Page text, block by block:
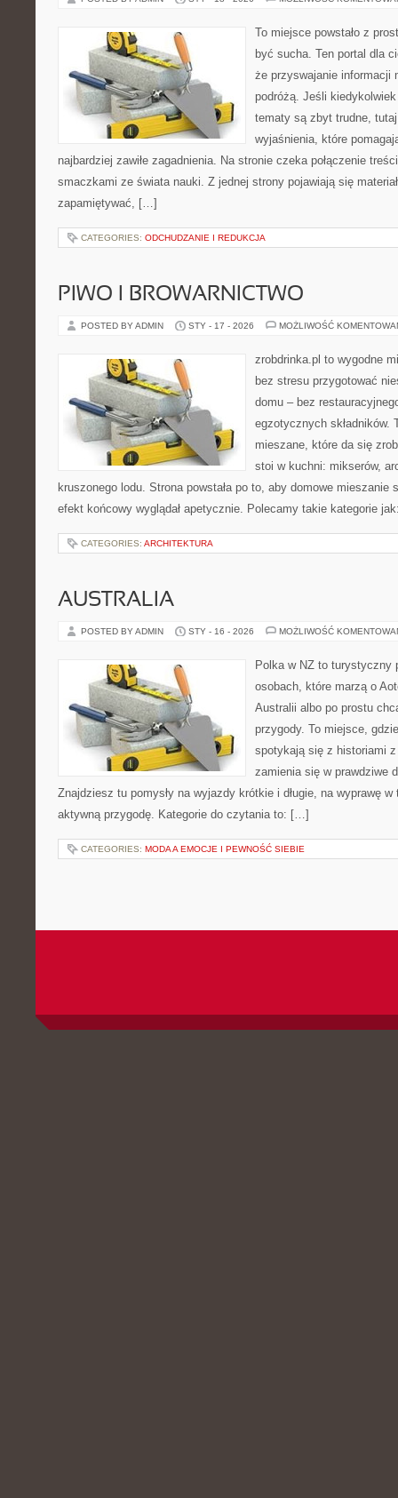
To miejsce powstało z
być sucha. Ten portal dla
że przyswajanie informacji
podróżą. Jeśli
tematy są zbyt trudne,
wyjaśnienia, które
najbardziej zawiłe zagadnienia. Na stronie czeka połączenie
smaczkami ze świata nauki. Z jednej strony pojawiają się
zapamiętywać, […]
CATEGORIES: ODCHUDZANIE I REDUKCJA
PIWO I BROWARNICTWO
POSTED BY ADMIN STY - 17 - 2026 MOŻLIWOŚĆ
zrobdrinka.pl to wygodne
bez stresu przygotować
domu – bez
egzotycznych składników.
mieszane, które da się
stoi w kuchni: mikserów,
kruszonego lodu. Strona powstała po to, aby domowe mieszanie
efekt końcowy wyglądał apetycznie. Polecamy takie kategorie
CATEGORIES: ARCHITEKTURA
AUSTRALIA
POSTED BY ADMIN STY - 16 - 2026 MOŻLIWOŚĆ
Polka w NZ to turystyczny
osobach, które marzą o
Australii albo po prostu
przygody. To miejsce,
spotykają się z historiami z
zamienia się w prawdziwe
Znajdziesz tu pomysły na wyjazdy krótkie i długie, na wyprawę
aktywną przygodę. Kategorie do czytania to: […]
CATEGORIES: MODA A EMOCJE I PEWNOŚĆ SIEBIE